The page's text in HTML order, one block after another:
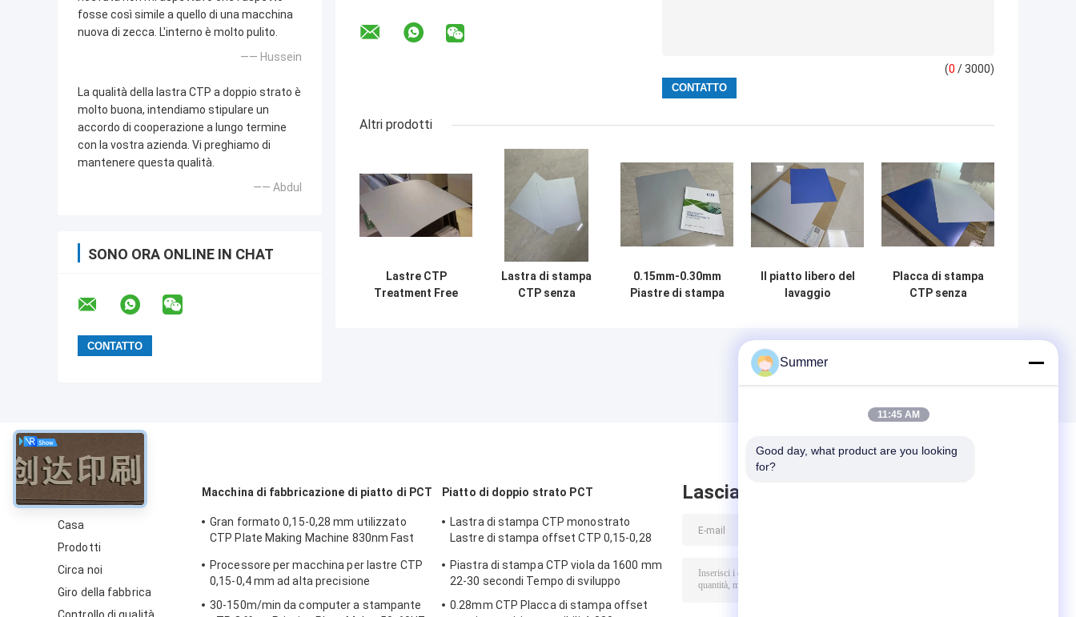
fosse così simile a quello di una macchina
nuova di zecca. L'interno è molto pulito.
—— Hussein
La qualità della lastra CTP a doppio strato è
molto buona, intendiamo stipulare un
accordo di cooperazione a lungo termine
con la vostra azienda. Vi preghiamo di
mantenere questa qualità.
—— Abdul
SONO ORA ONLINE IN CHAT
(0 / 3000)
Altri prodotti
Lastre CTP
Treatment Free
Lastra di stampa
CTP senza
0.15mm-0.30mm
Piastre di stampa
Il piatto libero del
lavaggio
PCT, doppio
strato ha
stampato il piatto
Placca di stampa
CTP senza
mm Alta
Casa
Prodotti
Circa noi
Giro della fabbrica
Macchina di fabbricazione di piatto di PCT
Gran formato 0,15-0,28 mm utilizzato
CTP Plate Making Machine 830nm Fast
Processore per macchina per lastre CTP
0,15-0,4 mm ad alta precisione
30-150m/min da computer a stampante
Piatto di doppio strato PCT
Lastra di stampa CTP monostrato
Lastre di stampa offset CTP 0,15-0,28
Piastra di stampa CTP viola da 1600 mm
22-30 secondi Tempo di sviluppo
0.28mm CTP Placca di stampa offset
Lasciare messaggio
Summer
11:45 AM
Good day, what product are you looking
for?